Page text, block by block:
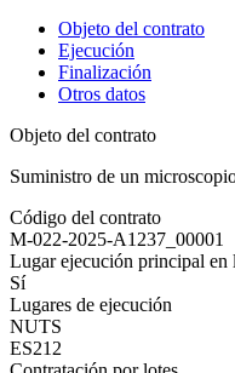
Objeto del contrato
Ejecución
Finalización
Otros datos
Objeto del contrato
Suministro de un
Código del contrato
M-022-2025-A1237_00001
Lugar ejecución principal en
Sí
Lugares de ejecución
NUTS
ES212